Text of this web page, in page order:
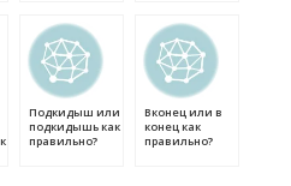
Подкидыш или
подкидышь как
правильно?
Вконец или в
конец как
правильно?